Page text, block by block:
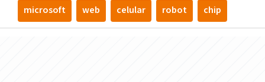
microsoft web celular robot chip